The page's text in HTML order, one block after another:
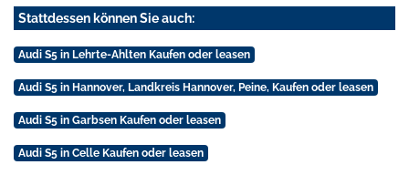
Stattdessen können Sie auch:
Audi S5 in Lehrte-Ahlten Kaufen oder leasen
Audi S5 in Hannover, Landkreis Hannover, Peine, Kaufen oder leasen
Audi S5 in Garbsen Kaufen oder leasen
Audi S5 in Celle Kaufen oder leasen